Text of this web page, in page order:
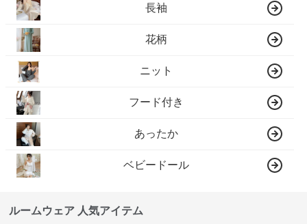
長袖
花柄
ニット
フード付き
あったか
ベビードール
ルームウェア 人気アイテム